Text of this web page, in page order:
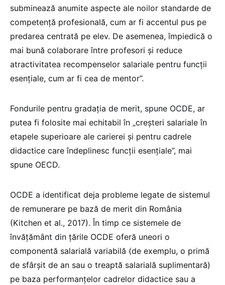
subminează anumite aspecte ale noilor standarde de
competență profesională, cum ar fi accentul pus pe
predarea centrată pe elev. De asemenea, împiedică o
mai bună colaborare între profesori și reduce
atractivitatea recompenselor salariale pentru funcții
esențiale, cum ar fi cea de mentor”.
Fondurile pentru gradația de merit, spune OCDE, ar
putea fi folosite mai echitabil în „creșteri salariale în
etapele superioare ale carierei și pentru cadrele
didactice care îndeplinesc funcții esențiale”, mai
spune OECD.
OCDE a identificat deja probleme legate de sistemul
de remunerare pe bază de merit din România
(Kitchen et al., 2017). În timp ce sistemele de
învățământ din țările OCDE oferă uneori o
componentă salarială variabilă (de exemplu, o primă
de sfârșit de an sau o treaptă salarială suplimentară)
pe baza performanțelor cadrelor didactice sau a